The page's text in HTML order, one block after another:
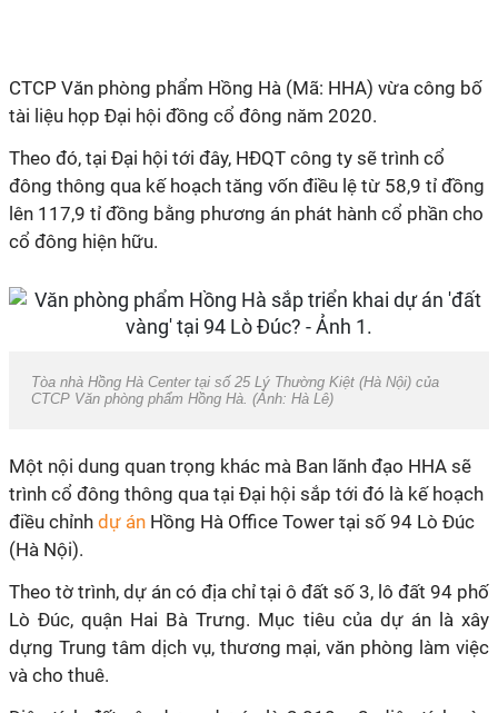
CTCP Văn phòng phẩm Hồng Hà (Mã: HHA) vừa công bố
tài liệu họp Đại hội đồng cổ đông năm 2020.
Theo đó, tại Đại hội tới đây, HĐQT công ty sẽ trình cổ
đông thông qua kế hoạch tăng vốn điều lệ từ 58,9 tỉ đồng
lên 117,9 tỉ đồng bằng phương án phát hành cổ phần cho
cổ đông hiện hữu.
Tòa nhà Hồng Hà Center tại số 25 Lý Thường Kiệt (Hà Nội) của
CTCP Văn phòng phẩm Hồng Hà. (Ảnh: Hà Lê)
Một nội dung quan trọng khác mà Ban lãnh đạo HHA sẽ
trình cổ đông thông qua tại Đại hội sắp tới đó là kế hoạch
điều chỉnh dự án Hồng Hà Office Tower tại số 94 Lò Đúc
(Hà Nội).
Theo tờ trình, dự án có địa chỉ tại ô đất số 3, lô đất 94 phố
Lò Đúc, quận Hai Bà Trưng. Mục tiêu của dự án là xây
dựng Trung tâm dịch vụ, thương mại, văn phòng làm việc
và cho thuê.